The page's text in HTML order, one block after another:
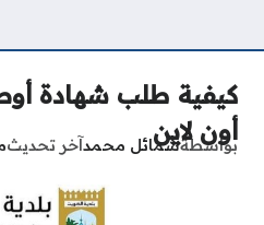
كيفية طلب شهادة
أون لاين
بواسطةشمائل محمدآخر تحديث